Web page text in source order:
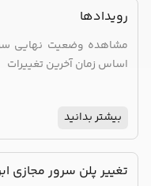
رویدادها
مشاهده وضعیت نهایی
اساس زمان آخرین تغییرات
بیشتر بدانید
تغییر پلن سرور مجازی